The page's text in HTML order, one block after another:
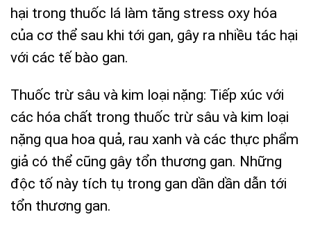
hại trong thuốc lá làm tăng stress oxy hóa
của cơ thể sau khi tới gan, gây ra nhiều tác hại
với các tế bào gan.
Thuốc trừ sâu và kim loại nặng: Tiếp xúc với
các hóa chất trong thuốc trừ sâu và kim loại
nặng qua hoa quả, rau xanh và các thực phẩm
giả có thể cũng gây tổn thương gan. Những
độc tố này tích tụ trong gan dần dần dẫn tới
tổn thương gan.